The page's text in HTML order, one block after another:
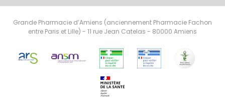
Grande Pharmacie d’Amiens (anciennement Pharmacie Fachon
entre Paris et Lille) - 11 rue Jean Catelas - 80000 Amiens